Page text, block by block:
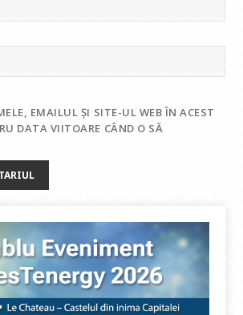
EMAILUL ȘI SITE-UL WEB ÎN ACEST
DATA VIITOARE CÂND O SĂ